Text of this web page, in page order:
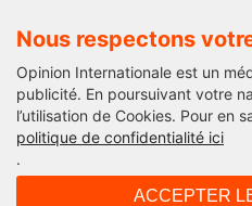
Nous respectons
Opinion Internationale est un
publicité. En poursuivant votre
l’utilisation de Cookies. Pour en
politique de confidentialité ici
.
ACCEPTER
Edito